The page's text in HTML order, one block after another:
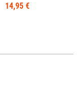
14,95 €